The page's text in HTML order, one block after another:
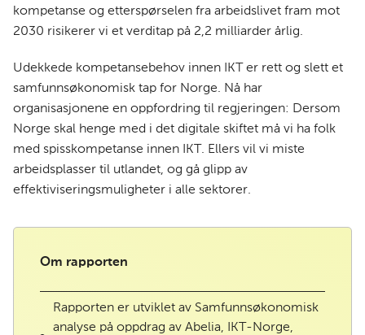
kompetanse og etterspørselen fra arbeidslivet fram mot
2030 risikerer vi et verditap på 2,2 milliarder årlig.
Udekkede kompetansebehov innen IKT er rett og slett et
samfunnsøkonomisk tap for Norge. Nå har
organisasjonene en oppfordring til regjeringen: Dersom
Norge skal henge med i det digitale skiftet må vi ha folk
med spisskompetanse innen IKT. Ellers vil vi miste
arbeidsplasser til utlandet, og gå glipp av
effektiviseringsmuligheter i alle sektorer.
Om rapporten
Rapporten er utviklet av Samfunnsøkonomisk
analyse på oppdrag av Abelia, IKT-Norge,